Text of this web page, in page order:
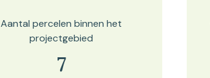
Aantal percelen binnen het
projectgebied
7